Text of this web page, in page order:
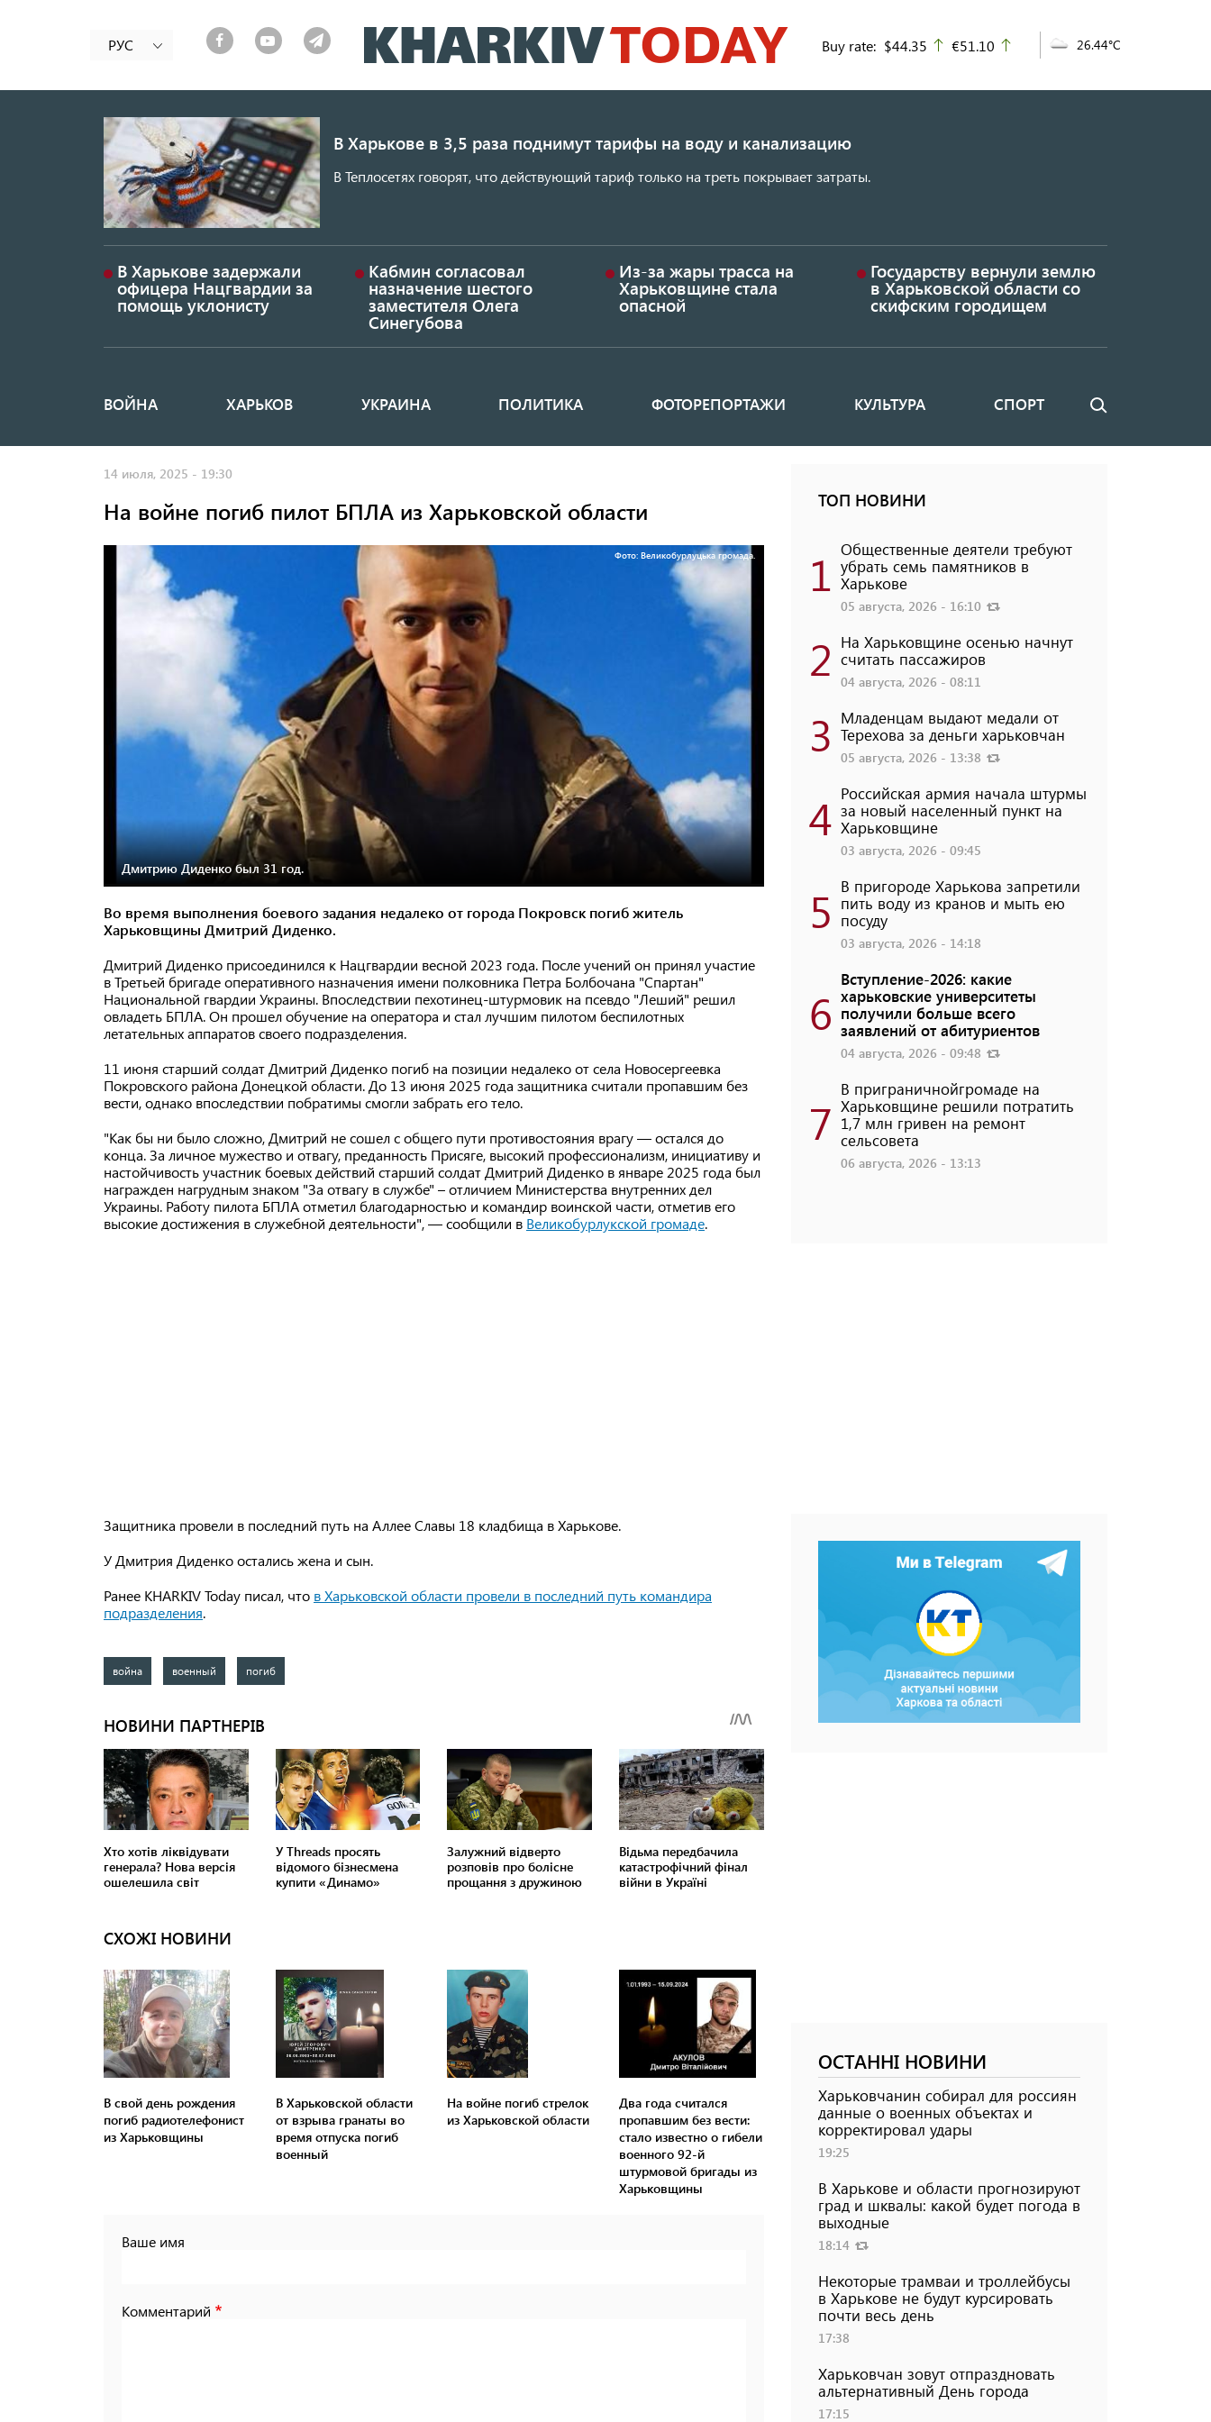
к
основному
РУС Buy rate: $44.35 up
€51.10 26.44°C
В Харькове в 3,5 раза поднимут тарифы на воду и канализацию
В Теплосетях говорят, что действующий тариф только на треть покрывает затраты.
В Харькове задержали
офицера Нацгвардии за
помощь уклонисту
Кабмин согласовал
назначение шестого
заместителя Олега
Синегубова
Из-за жары трасса на
Харьковщине стала
опасной
Государству вернули землю
в Харьковской области со
скифским городищем
Основная
ВОЙНА ХАРЬКОВ УКРАИНА ПОЛИТИКА ФОТОРЕПОРТАЖИ КУЛЬТУРА СПОРТ Поиск
14 июля, 2025 - 19:30
На войне погиб пилот БПЛА из Харьковской области
Фото: Великобурлуцька громада.
Дмитрию Диденко был 31 год.
Во время выполнения боевого задания недалеко от города Покровск погиб житель
Харьковщины Дмитрий Диденко.
Дмитрий Диденко присоединился к Нацгвардии весной 2023 года. После учений он принял участие
в Третьей бригаде оперативного назначения имени полковника Петра Болбочана "Спартан"
Национальной гвардии Украины. Впоследствии пехотинец-штурмовик на псевдо "Леший" решил
овладеть БПЛА. Он прошел обучение на оператора и стал лучшим пилотом беспилотных
летательных аппаратов своего подразделения.
11 июня старший солдат Дмитрий Диденко погиб на позиции недалеко от села Новосергеевка
Покровского района Донецкой области. До 13 июня 2025 года защитника считали пропавшим без
вести, однако впоследствии побратимы смогли забрать его тело.
"Как бы ни было сложно, Дмитрий не сошел с общего пути противостояния врагу — остался до
конца. За личное мужество и отвагу, преданность Присяге, высокий профессионализм, инициативу и
настойчивость участник боевых действий старший солдат Дмитрий Диденко в январе 2025 года был
награжден нагрудным знаком "За отвагу в службе" – отличием Министерства внутренних дел
Украины. Работу пилота БПЛА отметил благодарностью и командир воинской части, отметив его
высокие достижения в служебной деятельности", — сообщили в Великобурлукской громаде.
Защитника провели в последний путь на Аллее Славы 18 кладбища в Харькове.
У Дмитрия Диденко остались жена и сын.
Ранее KHARKIV Today писал, что в Харьковской области провели в последний путь командира
подразделения.
война военный погиб
СХОЖІ НОВИНИ
В свой день рождения
погиб радиотелефонист
из Харьковщины
В Харьковской области
от взрыва гранаты во
время отпуска погиб
военный
На войне погиб стрелок
из Харьковской области
Два года считался
пропавшим без вести:
стало известно о гибели
военного 92-й
штурмовой бригады из
Харьковщины
Ваше имя
Комментарий
ТОП НОВИНИ
1 Общественные деятели требуют
убрать семь памятников в
Харькове
05 августа, 2026 - 16:10
2 На Харьковщине осенью начнут
считать пассажиров
04 августа, 2026 - 08:11
3 Младенцам выдают медали от
Терехова за деньги харьковчан
05 августа, 2026 - 13:38
4 Российская армия начала штурмы
за новый населенный пункт на
Харьковщине
03 августа, 2026 - 09:45
5 В пригороде Харькова запретили
пить воду из кранов и мыть ею
посуду
03 августа, 2026 - 14:18
6
Вступление-2026: какие
харьковские университеты
получили больше всего
заявлений от абитуриентов
04 августа, 2026 - 09:48
7
В приграничнойгромаде на
Харьковщине решили потратить
1,7 млн ​​гривен на ремонт
сельсовета
06 августа, 2026 - 13:13
ОСТАННІ НОВИНИ
Харьковчанин собирал для россиян
данные о военных объектах и ​​
корректировал удары
19:25
В Харькове и области прогнозируют
град и шквалы: какой будет погода в
выходные
18:14
Некоторые трамваи и троллейбусы
в Харькове не будут курсировать
почти весь день
17:38
Харьковчан зовут отпраздновать
альтернативный День города
17:15